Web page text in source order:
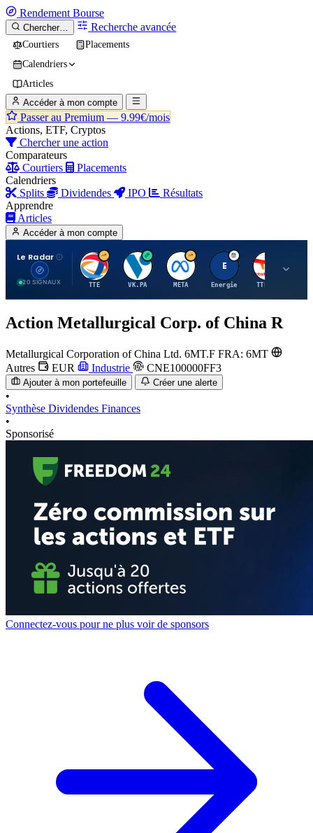
Rendement Bourse
Chercher… Recherche avancée
Courtiers
Placements
Calendriers
Articles
Accéder à mon compte
Passer au Premium — 9.99€/mois
Actions, ETF, Cryptos
Chercher une action
Comparateurs
Courtiers
Placements
Calendriers
Splits
Dividendes IPO
Résultats
Apprendre
Articles
Accéder à mon compte
Le Radar
20 SIGNAUX
T
TTE
V
VK.PA
M
META
E
Energie
T
TTE.PA
Action Metallurgical Corp. of China R
Metallurgical Corporation of China Ltd. 6MT.F FRA: 6MT
Autres
EUR Industrie CNE100000FF3
Ajouter à mon portefeuille Créer une alerte
•
Synthèse Dividendes Finances
•
Sponsorisé
Connectez-vous pour ne plus voir de sponsors